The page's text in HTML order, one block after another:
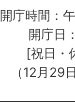
開庁時間：
開庁日
[祝日・
（12月29